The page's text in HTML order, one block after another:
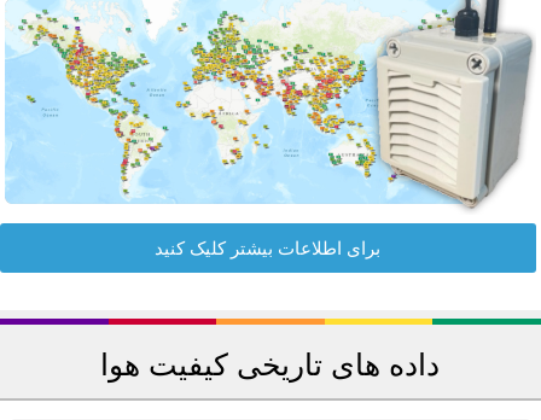
برای اطلاعات بیشتر کلیک کنید
داده های تاریخی کیفیت هوا